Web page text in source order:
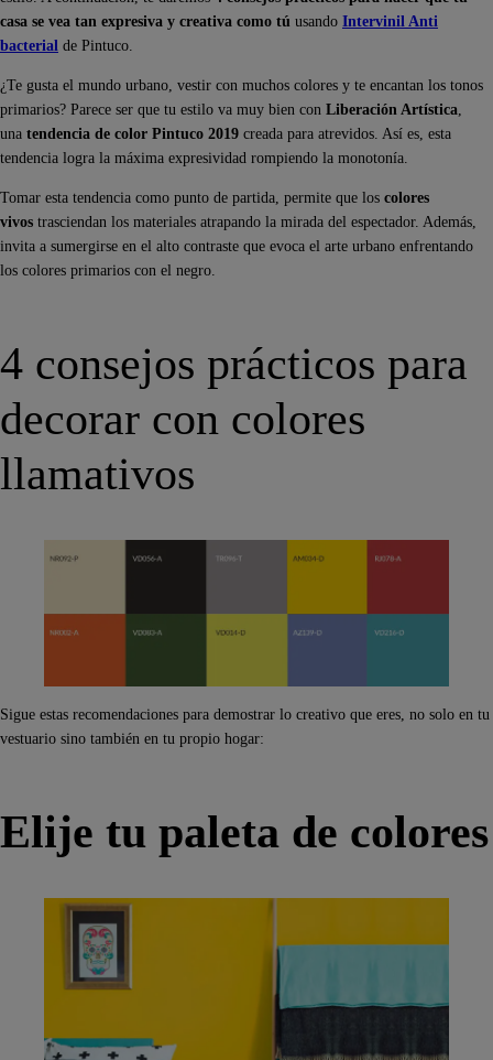
casa se vea tan expresiva y creativa como tú usando Intervinil Anti
bacterial de Pintuco.
¿Te gusta el mundo urbano, vestir con muchos colores y te encantan los tonos
primarios? Parece ser que tu estilo va muy bien con Liberación Artística
una tendencia de color Pintuco 2019 creada para atrevidos. Así es, esta
tendencia logra la máxima expresividad rompiendo la monotonía.
Tomar esta tendencia como punto de partida, permite que los colores
vivos trasciendan los materiales atrapando la mirada del espectador. Además,
invita a sumergirse en el alto contraste que evoca el arte urbano enfrentando
los colores primarios con el negro.
4 consejos prácticos para
decorar con colores
llamativos
Sigue estas recomendaciones para demostrar lo creativo que eres, no solo en tu
vestuario sino también en tu propio hogar:
Elije tu paleta de colores